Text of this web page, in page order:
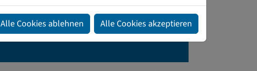
Alle Cookies ablehnen Alle Cookies akzeptieren